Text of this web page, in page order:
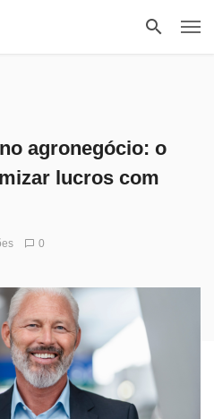
agronegócio: o
lucros com
0